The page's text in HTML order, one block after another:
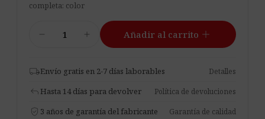
completa: color
add Añadir al carrito add
local_shippingEnvío gratis en 2-7 días laborables Detalles
reply Hasta 14 días para devolver Política de devoluciones
verified_user 3 años de garantía del fabricante Garantía de calidad